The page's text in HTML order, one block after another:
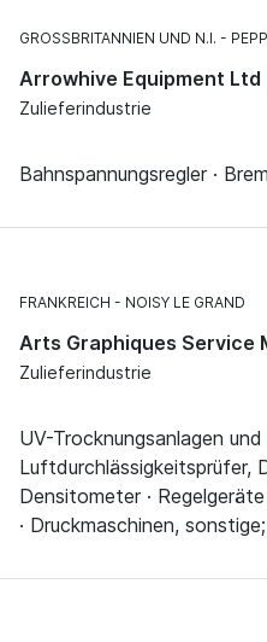
GROSSBRITANNIEN UND N.I.
Arrowhive Equipment Ltd
Zulieferindustrie
Bahnspannungsregler ·
FRANKREICH NOISY LE GRAND
Arts Graphiques Service
Zulieferindustrie
UV-Trocknungsanlagen
Luftdurchlässigkeitsprüfer,
Densitometer ·
· Druckmaschinen,